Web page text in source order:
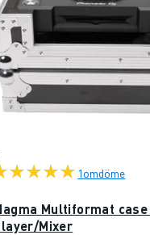
1omdöme
Multiformat
Mixer